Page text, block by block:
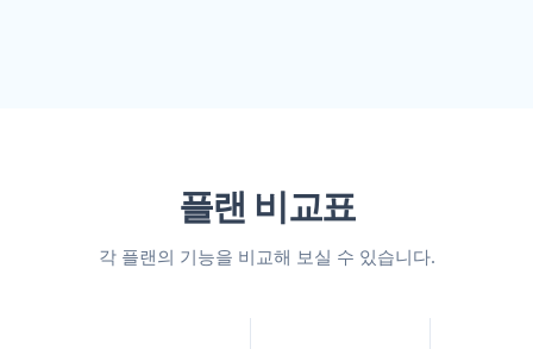
플랜 비교표
각 플랜의 기능을 비교해 보실 수 있습니다.